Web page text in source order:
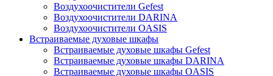
Воздухоочистители Gefest
Воздухоочистители DARINA
Воздухоочистители OASIS
Встраиваемые духовые шкафы
Встраиваемые духовые шкафы Gefest
Встраиваемые духовые шкафы DARINA
Встраиваемые духовые шкафы OASIS